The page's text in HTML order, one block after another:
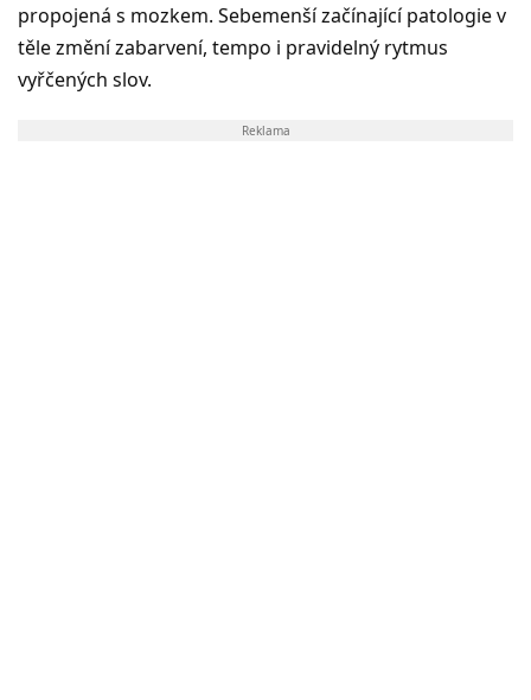
propojená s mozkem. Sebemenší začínající patologie v
těle změní zabarvení, tempo i pravidelný rytmus
vyřčených slov.
Reklama